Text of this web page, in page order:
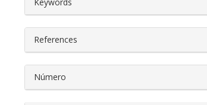
References
Número